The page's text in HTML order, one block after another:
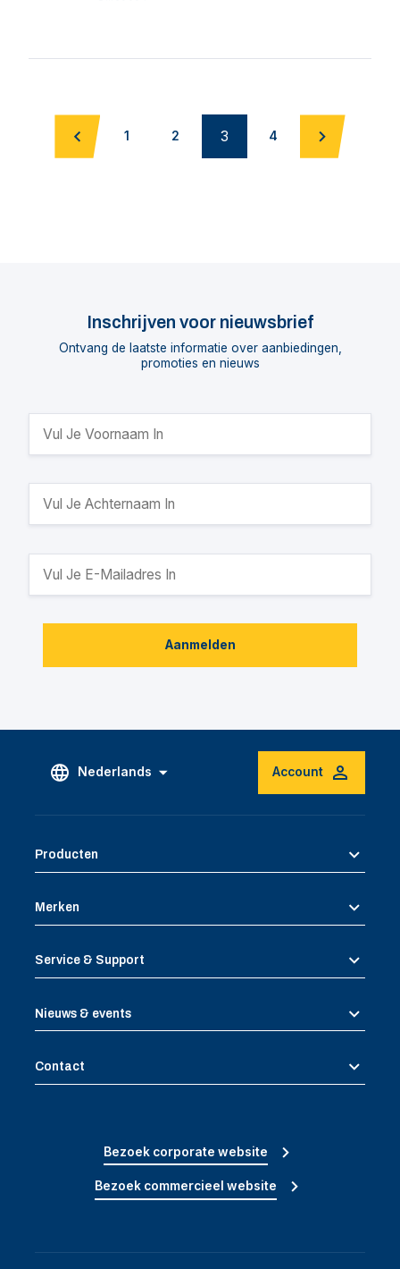
1 2 3 4
Inschrijven voor nieuwsbrief
Ontvang de laatste informatie over aanbiedingen,
promoties en nieuws
Aanmelden
Nederlands Account
Producten
Merken
Service & Support
Nieuws & events
Contact
Bezoek corporate website
Bezoek commercieel website